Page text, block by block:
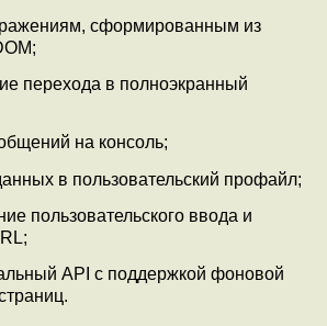
сформированным из
перехода в полноэкранный
на консоль;
в пользовательский профайл;
пользовательского ввода и
API с поддержкой фоновой